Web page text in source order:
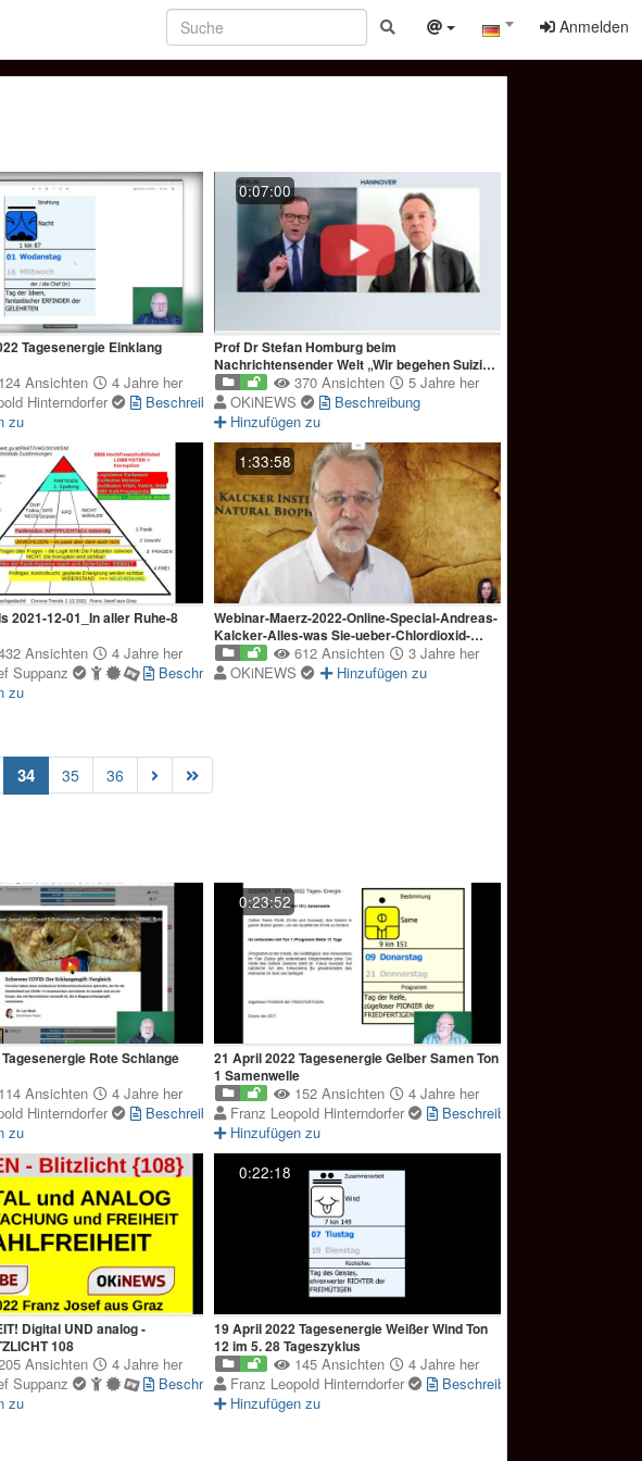
Anmelden
Tagesenergie Einklang
124 Ansichten
4 Jahre her
Hinterndorfer
Beschreibung
zu
0:07:00
Prof Dr Stefan Homburg beim
Nachrichtensender Welt „Wir begehen Suizid
aus Angst vor Mord“
370 Ansichten
5 Jahre her
OKiNEWS
Beschreibung
Hinzufügen zu
2021-12-01_In aller Ruhe-8
Ansichten
4 Jahre her
Suppanz
Beschreibung
zu
1:33:58
Webinar-Maerz-2022-Online-Special-Andreas-
Kalcker-Alles-was Sie-ueber-Chlordioxid-
wissen-moechten-CDL
612 Ansichten
3 Jahre her
OKiNEWS
Hinzufügen zu
34(current)
35 36
Rote Schlange
114 Ansichten
4 Jahre her
Hinterndorfer
Beschreibung
zu
0:23:52
21 April 2022 Tagesenergie Gelber Samen Ton
1 Samenwelle
152 Ansichten
4 Jahre her
Franz Leopold Hinterndorfer
Beschreibung
Hinzufügen zu
-
108
Ansichten
4 Jahre her
Suppanz
Beschreibung
zu
0:22:18
19 April 2022 Tagesenergie Weißer Wind Ton
12 im 5. 28 Tageszyklus
145 Ansichten
4 Jahre her
Franz Leopold Hinterndorfer
Beschreibung
Hinzufügen zu